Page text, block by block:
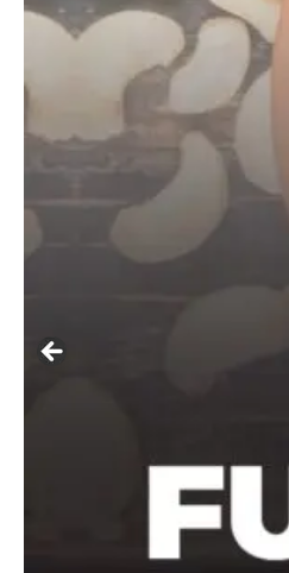
Full member access:
Etiam est nibh, lobortis sit
Praesent euismod ac
Ut mollis pellentesque tortor
Nullam eu erat condimentum